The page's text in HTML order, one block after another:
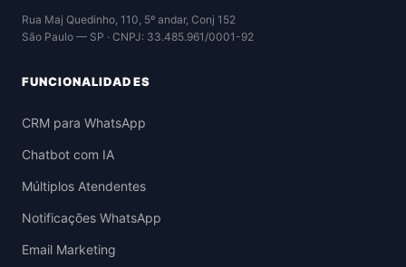
Rua Maj Quedinho, 110, 5º andar, Conj 152
São Paulo — SP · CNPJ: 33.485.961/0001-92
FUNCIONALIDADES
CRM para WhatsApp
Chatbot com IA
Múltiplos Atendentes
Notificações WhatsApp
Email Marketing